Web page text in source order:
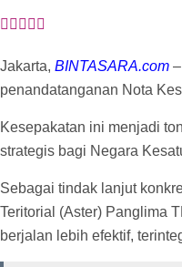
Jakarta, BINTASARA.com
penandatanganan Nota
Kesepakatan ini menjadi
strategis bagi Negara
Sebagai tindak lanjut
Teritorial (Aster) Panglima
berjalan lebih efektif,